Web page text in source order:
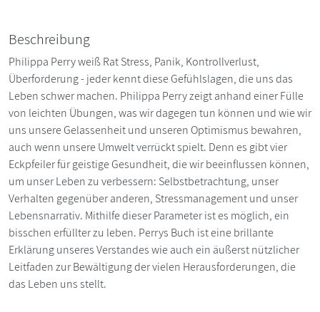
Beschreibung
Philippa Perry weiß Rat Stress, Panik, Kontrollverlust,
Überforderung - jeder kennt diese Gefühlslagen, die uns das
Leben schwer machen. Philippa Perry zeigt anhand einer Fülle
von leichten Übungen, was wir dagegen tun können und wie wir
uns unsere Gelassenheit und unseren Optimismus bewahren,
auch wenn unsere Umwelt verrückt spielt. Denn es gibt vier
Eckpfeiler für geistige Gesundheit, die wir beeinflussen können,
um unser Leben zu verbessern: Selbstbetrachtung, unser
Verhalten gegenüber anderen, Stressmanagement und unser
Lebensnarrativ. Mithilfe dieser Parameter ist es möglich, ein
bisschen erfüllter zu leben. Perrys Buch ist eine brillante
Erklärung unseres Verstandes wie auch ein äußerst nützlicher
Leitfaden zur Bewältigung der vielen Herausforderungen, die
das Leben uns stellt.